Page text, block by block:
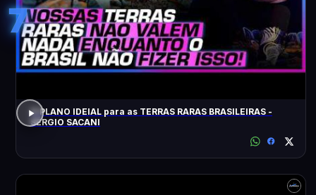
7
O PLANO IDEIAL para as TERRAS RARAS BRASILEIRAS -
SÉRGIO SACANI